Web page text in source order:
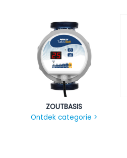
ZOUTBASIS
Ontdek categorie >